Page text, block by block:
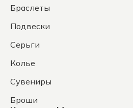
Браслеты
Подвески
Серьги
Колье
Сувениры
Броши